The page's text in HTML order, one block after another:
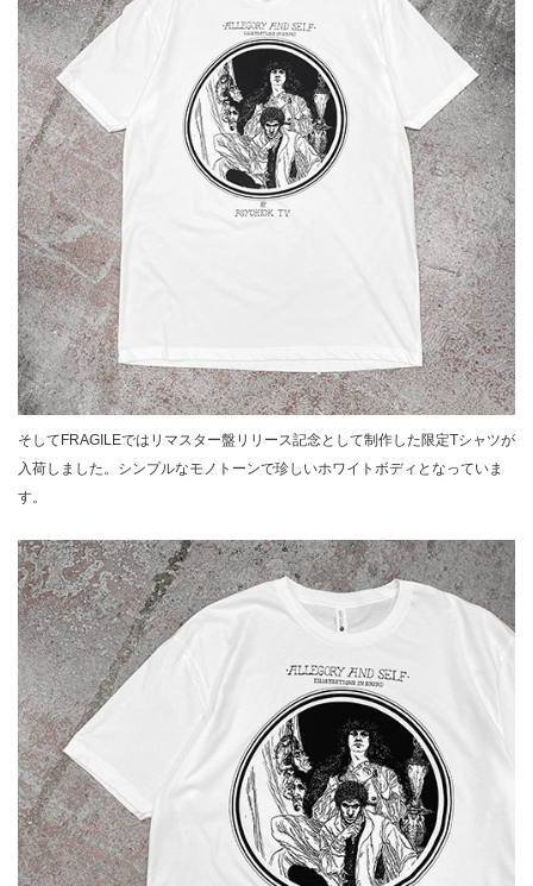
そしてFRAGILEではリマスター盤リリース記念として制作した限定Tシャツが
入荷しました。シンプルなモノトーンで珍しいホワイトボディとなっていま
す。